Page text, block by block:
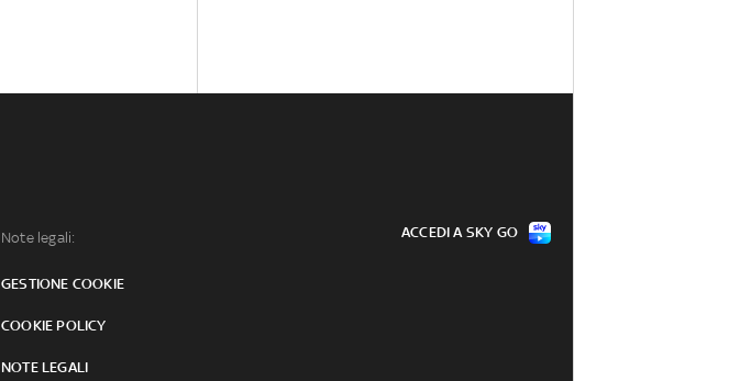
Note legali:
GESTIONE COOKIE
COOKIE POLICY
NOTE LEGALI
ACCEDI A SKY GO